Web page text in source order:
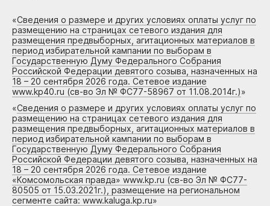
«Сведения о размере и других условиях оплаты услуг по
размещению на страницах сетевого издания для
размещения предвыборных, агитационных материалов в
период избирательной кампании по выборам в
Государственную Думу Федерального Собрания
Российской Федерации девятого созыва, назначенных на
18 – 20 сентября 2026 года. Сетевое издание
www.kp40.ru (св-во Эл № ФС77-58967 от 11.08.2014г.)»
«Сведения о размере и других условиях оплаты услуг по
размещению на страницах сетевого издания для
размещения предвыборных, агитационных материалов в
период избирательной кампании по выборам в
Государственную Думу Федерального Собрания
Российской Федерации девятого созыва, назначенных на
18 – 20 сентября 2026 года. Сетевое издание
«Комсомольская правда» www.kp.ru (св-во Эл № ФС77-
80505 от 15.03.2021г.), размещение на региональном
сегменте сайта: www.kaluga.kp.ru»